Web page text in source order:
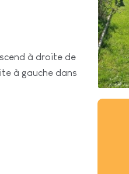
à droite de
à gauche dans